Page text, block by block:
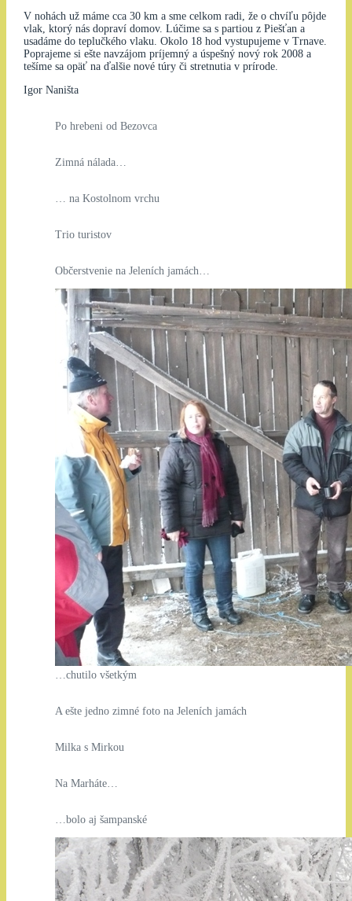
V nohách už máme cca 30 km a sme celkom radi, že o chvíľu pôjde
vlak, ktorý nás dopraví domov. Lúčime sa s partiou z Piešťan a
usadáme do teplučkého vlaku. Okolo 18 hod vystupujeme v Trnave.
Poprajeme si ešte navzájom príjemný a úspešný nový rok 2008 a
tešíme sa opäť na ďalšie nové túry či stretnutia v prírode.
Igor Naništa
Po hrebeni od Bezovca
Zimná nálada…
… na Kostolnom vrchu
Trio turistov
Občerstvenie na Jeleních jamách…
…chutilo všetkým
A ešte jedno zimné foto na Jeleních jamách
Milka s Mirkou
Na Marháte…
…bolo aj šampanské